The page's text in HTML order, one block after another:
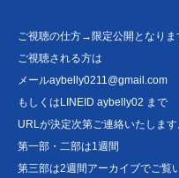
ご視聴の仕方→限定公開となりま
ご視聴される方は
メールaybelly0211@gmail.com
もしくはLINEID aybelly02 まで
URLが決定次第ご連絡いたします
第一部・二部は1週間
第三部は2週間アーカイブでご覧